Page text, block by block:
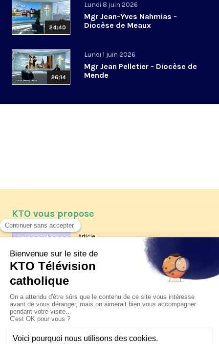
24:40
Lundi 8 juin 2026
Mgr Jean-Yves Nahmias -
Diocèse de Meaux
26:14
Lundi 1 juin 2026
Mgr Jean Pelletier - Diocèse de
Mende
KTO vous propose
Article
Les reportages d'été 2026 de KTO
La visite pastorale du pape Léon
XIV à Assise à suivre sur KTO le
jeudi 6 août
Le pape en Uruguay, Argentine et